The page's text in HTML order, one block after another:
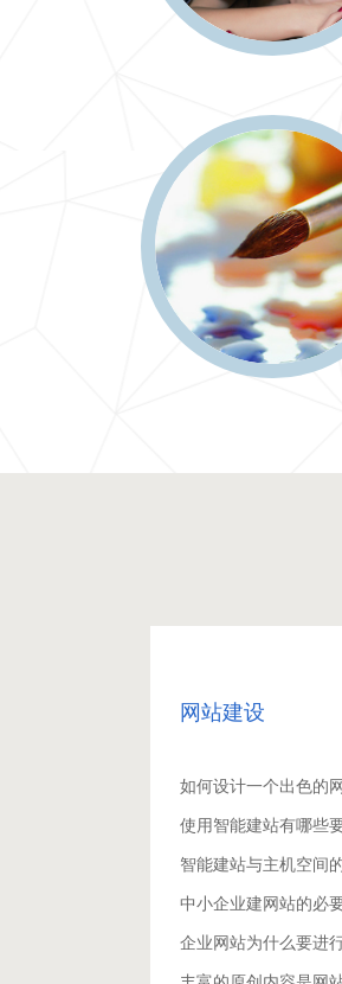
网站建设
如何设计一个出色的
使用智能建站有哪些
智能建站与主机空间
中小企业建网站的必
企业网站为什么要进